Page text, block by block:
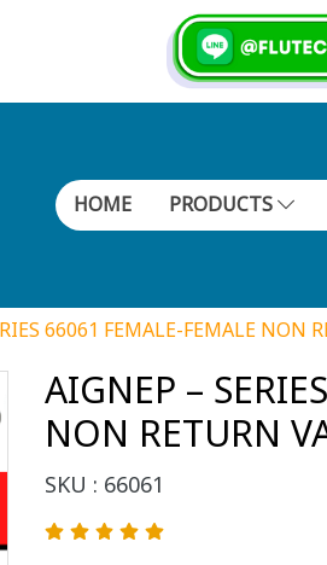
HOME PRODUCTS
66061 FEMALE-FEMALE NON
AIGNEP –
NON RETURN
SKU : 66061